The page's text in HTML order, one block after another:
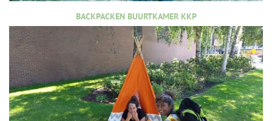
BACKPACKEN BUURTKAMER KKP